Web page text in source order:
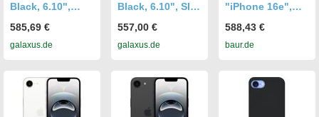
Black, 6.10",
Smartphone,
Schwarz
585,69 €
galaxus.de
Black, 6.10", SIM
Smartphone,
Schwarz
557,00 €
galaxus.de
"iPhone 16e",
B (A-G), schwarz,
128 GB,
Topseller
588,43 €
baur.de